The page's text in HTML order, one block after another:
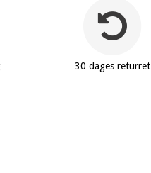
30 dages returret